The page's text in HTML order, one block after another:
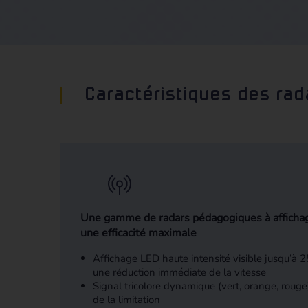
Caractéristiques des
Une gamme de radars pédagogiques à
une efficacité maximale
Affichage LED haute intensité visible jusqu’à
une réduction immédiate de la vitesse
Signal tricolore dynamique (vert, orange,
de la limitation